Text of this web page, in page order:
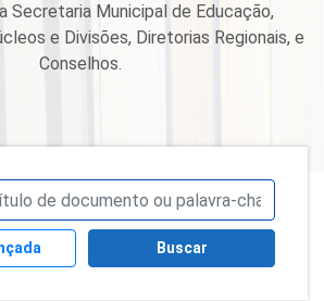
Secretaria Municipal de Educação,
e Divisões, Diretorias Regionais, e
Conselhos.
Buscar